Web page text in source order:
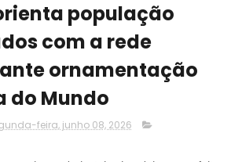
população
com a rede
ornamentação
do Mundo
feira, junho 08, 2026